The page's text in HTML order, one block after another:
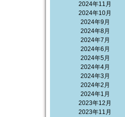
2024年11月
2024年10月
2024年9月
2024年8月
2024年7月
2024年6月
2024年5月
2024年4月
2024年3月
2024年2月
2024年1月
2023年12月
2023年11月